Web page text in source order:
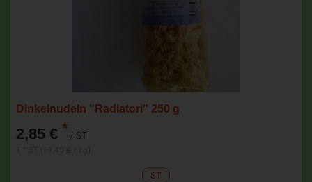
Dinkelnudeln "Radiatori" 250 g
2,85 € * / ST
ST